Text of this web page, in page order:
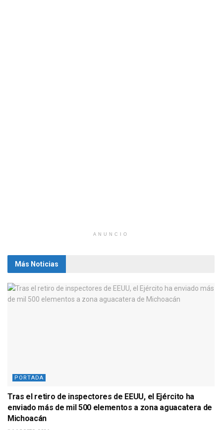
ANUNCIO
Más Noticias
PORTADA
Tras el retiro de inspectores de EEUU, el Ejército ha
enviado más de mil 500 elementos a zona aguacatera de
Michoacán